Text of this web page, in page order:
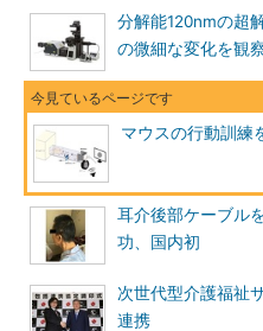
分解能120nmの超
の微細な変化を観
マウスの行動訓練
耳介後部ケーブル
功、国内初
次世代型介護福祉
連携